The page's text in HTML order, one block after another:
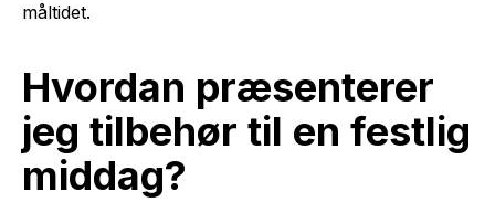
måltidet.
Hvordan præsenterer
jeg tilbehør til en festlig
middag?